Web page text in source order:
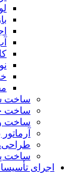
ساخت
ساخت
ساخت
ساخت
اجرای